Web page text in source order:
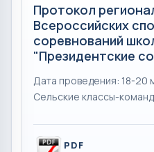
Протокол
Всероссийских
соревнований
"Президентские
Дата проведения: 18-20
Сельские классы-
PDF